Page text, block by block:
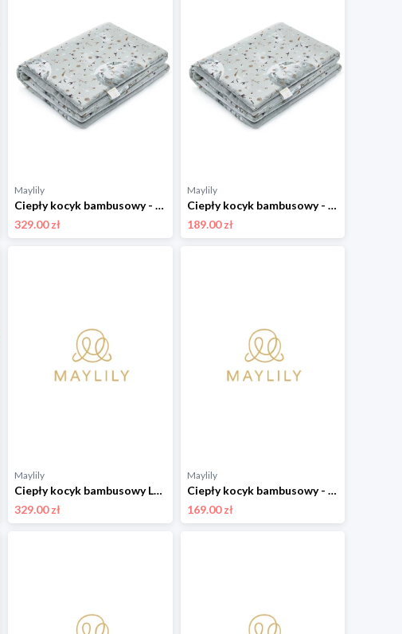
Maylily
Ciepły kocyk bambusowy - My Space by Maffashion - srebrny 110x150 cm
329.00 zł
Maylily
Ciepły kocyk bambusowy - My Space by Maffashion - srebrny 75x100 cm
189.00 zł
Maylily
Ciepły kocyk bambusowy Luxe - Wilkiway - grey 110x150 cm
329.00 zł
Maylily
Ciepły kocyk bambusowy - Wilkiway - srebrny 75x100 cm
169.00 zł